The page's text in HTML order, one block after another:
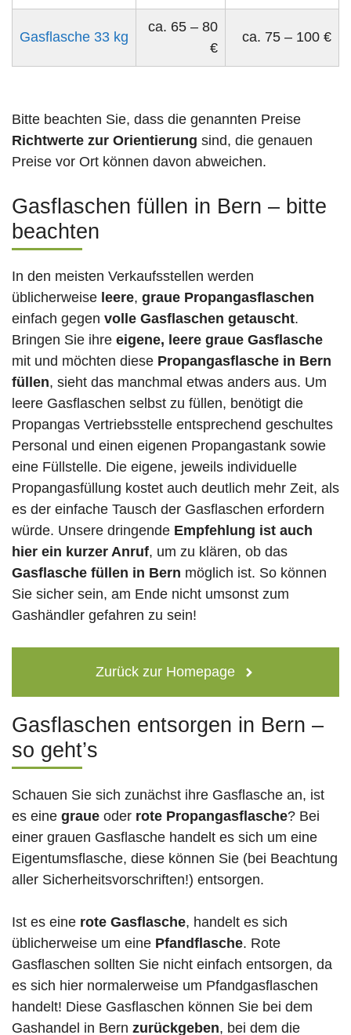
Gasflasche 33 kg
ca. 65 – 80
€
ca. 75 – 100 €
Bitte beachten Sie, dass die genannten Preise
Richtwerte zur Orientierung sind, die genauen
Preise vor Ort können davon abweichen.
Gasflaschen füllen in Bern – bitte
beachten
In den meisten Verkaufsstellen werden
üblicherweise leere, graue Propangasflaschen
einfach gegen volle Gasflaschen getauscht.
Bringen Sie ihre eigene, leere graue Gasflasche
mit und möchten diese Propangasflasche in Bern
füllen, sieht das manchmal etwas anders aus. Um
leere Gasflaschen selbst zu füllen, benötigt die
Propangas Vertriebsstelle entsprechend geschultes
Personal und einen eigenen Propangastank sowie
eine Füllstelle. Die eigene, jeweils individuelle
Propangasfüllung kostet auch deutlich mehr Zeit, als
es der einfache Tausch der Gasflaschen erfordern
würde. Unsere dringende Empfehlung ist auch
hier ein kurzer Anruf, um zu klären, ob das
Gasflasche füllen in Bern möglich ist. So können
Sie sicher sein, am Ende nicht umsonst zum
Gashändler gefahren zu sein!
Zurück zur Homepage
Gasflaschen entsorgen in Bern –
so geht’s
Schauen Sie sich zunächst ihre Gasflasche an, ist
es eine graue oder rote Propangasflasche? Bei
einer grauen Gasflasche handelt es sich um eine
Eigentumsflasche, diese können Sie (bei Beachtung
aller Sicherheitsvorschriften!) entsorgen.
Ist es eine rote Gasflasche, handelt es sich
üblicherweise um eine Pfandflasche. Rote
Gasflaschen sollten Sie nicht einfach entsorgen, da
es sich hier normalerweise um Pfandgasflaschen
handelt! Diese Gasflaschen können Sie bei dem
Gashandel in Bern zurückgeben, bei dem die